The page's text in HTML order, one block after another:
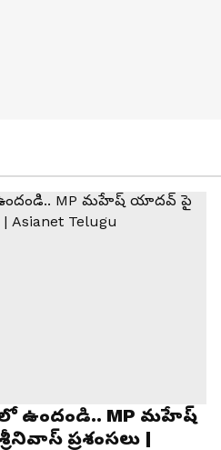
లో ఉందండి.. MP మహేష్
ప్రశంసలు |